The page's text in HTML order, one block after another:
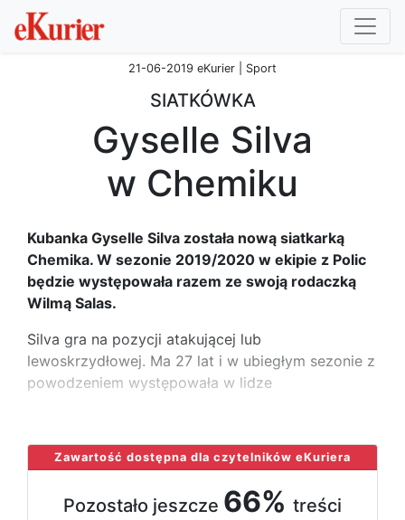
21-06-2019 eKurier | Sport
SIATKÓWKA
Gyselle Silva
w Chemiku
Kubanka Gyselle Silva została nową siatkarką
Chemika. W sezonie 2019/2020 w ekipie z Polic
będzie występowała razem ze swoją rodaczką
Wilmą Salas.
Silva gra na pozycji atakującej lub
lewoskrzydłowej. Ma 27 lat i w ubiegłym sezonie z
powodzeniem występowała w lidze
Zawartość dostępna dla czytelników eKuriera
Pozostało jeszcze 66% treści